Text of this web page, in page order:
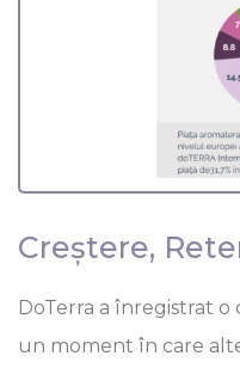
Creștere,
DoTerra a înregistrat o
un moment în care